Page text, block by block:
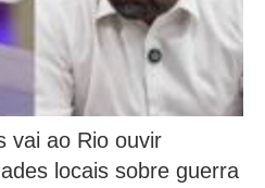
vai ao Rio ouvir
locais sobre guerra